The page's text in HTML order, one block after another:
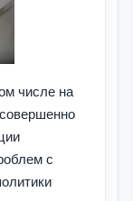
числе на
с